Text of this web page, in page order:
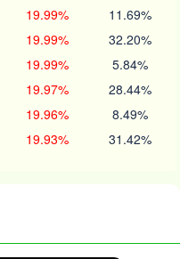
19.99% 11.69%
19.99% 32.20%
19.99% 5.84%
19.97% 28.44%
19.96% 8.49%
19.93% 31.42%